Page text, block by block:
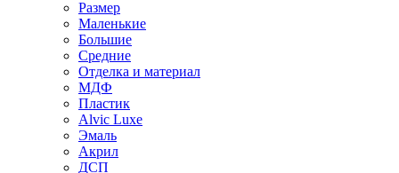
Размер
Маленькие
Большие
Средние
Отделка и материал
МДФ
Пластик
Alvic Luxe
Эмаль
Акрил
ДСП